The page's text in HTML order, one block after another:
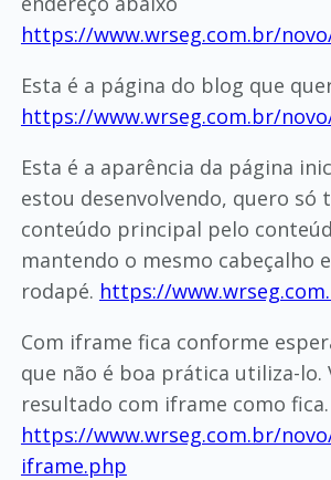
https://www.wrseg.com.br/
Esta é a página do blog que
https://www.wrseg.com.br/
Esta é a aparência da página
estou desenvolvendo, quero só
conteúdo principal pelo
mantendo o mesmo cabeçalho
rodapé. https://
Com iframe fica conforme
que não é boa prática utiliza-lo.
resultado com iframe como fica.
https://www.wrseg.com.br/
iframe.php